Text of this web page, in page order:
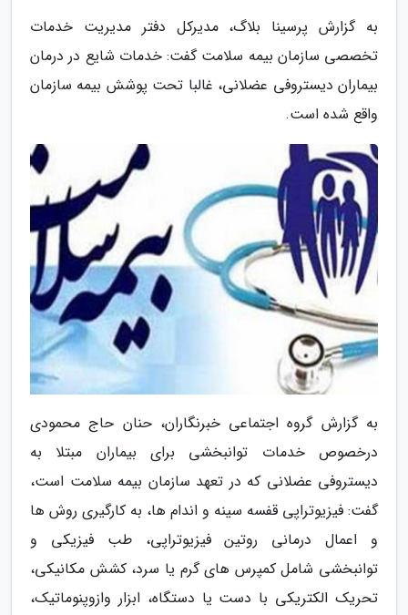
به گزارش پرسینا بلاگ، مدیرکل دفتر مدیریت خدمات
تخصصی سازمان بیمه سلامت گفت: خدمات شایع در درمان
بیماران دیستروفی عضلانی، غالبا تحت پوشش بیمه سازمان
واقع شده است.
به گزارش گروه اجتماعی خبرنگاران، حنان حاج محمودی
درخصوص خدمات توانبخشی برای بیماران مبتلا به
دیستروفی عضلانی که در تعهد سازمان بیمه سلامت است،
گفت: فیزیوتراپی قفسه سینه و اندام ها، به کارگیری روش ها
و اعمال درمانی روتین فیزیوتراپی، طب فیزیکی و
توانبخشی شامل کمپرس های گرم یا سرد، کشش مکانیکی،
تحریک الکتریکی با دست یا دستگاه، ابزار وازوپنوماتیک،